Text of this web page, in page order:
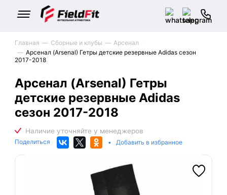
Главная Сборные и клубы
Арсенал
Арсенал (Arsenal) Гетры детские резервные Adidas сезон
2017-2018
Арсенал (Arsenal) Гетры
детские резервные Adidas
сезон 2017-2018
Поделиться • Добавить в избранное